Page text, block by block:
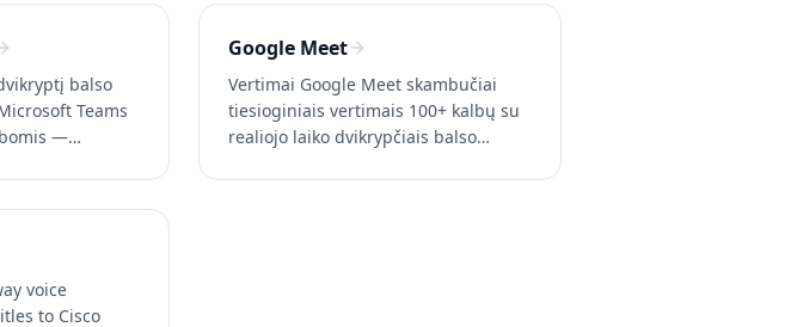
balso
Teams
—
Google Meet
Vertimai Google Meet skambučiai
tiesioginiais vertimais 100+ kalbų su
realiojo laiko dvikrypčiais balso
voice
to Cisco